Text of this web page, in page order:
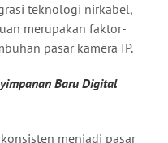
teknologi nirkabel,
merupakan faktor-
pasar kamera IP.
Baru Digital
menjadi pasar